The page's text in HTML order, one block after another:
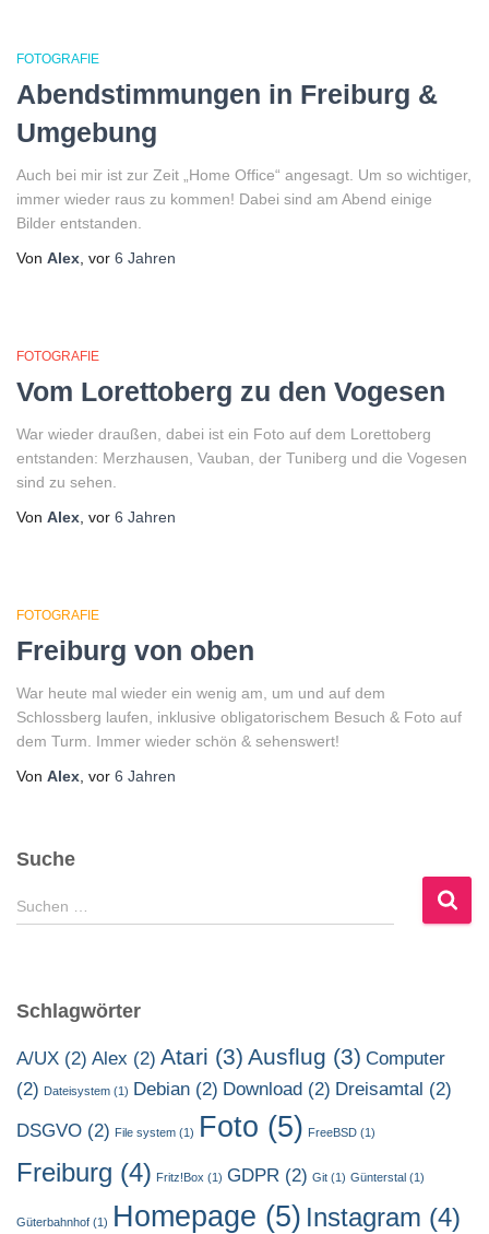
FOTOGRAFIE
Abendstimmungen in Freiburg &
Umgebung
Auch bei mir ist zur Zeit „Home Office“ angesagt. Um so wichtiger,
immer wieder raus zu kommen! Dabei sind am Abend einige
Bilder entstanden.
Von Alex , vor 6 Jahren
FOTOGRAFIE
Vom Lorettoberg zu den Vogesen
War wieder draußen, dabei ist ein Foto auf dem Lorettoberg
entstanden: Merzhausen, Vauban, der Tuniberg und die Vogesen
sind zu sehen.
Von Alex , vor 6 Jahren
FOTOGRAFIE
Freiburg von oben
War heute mal wieder ein wenig am, um und auf dem
Schlossberg laufen, inklusive obligatorischem Besuch & Foto auf
dem Turm. Immer wieder schön & sehenswert!
Von Alex , vor 6 Jahren
Suche
S
u
n
a
c
:
Suchen …
Schlagwörter
A/UX (2) Alex (2) Atari (3) Ausflug (3) Computer
(2) Dateisystem (1) Debian (2) Download (2) Dreisamtal (2)
DSGVO (2) File system (1) Foto (5) FreeBSD (1)
Freiburg (4) Fritz!Box (1) GDPR (2) Git (1) Günterstal (1)
Güterbahnhof (1) Homepage (5) Instagram (4)